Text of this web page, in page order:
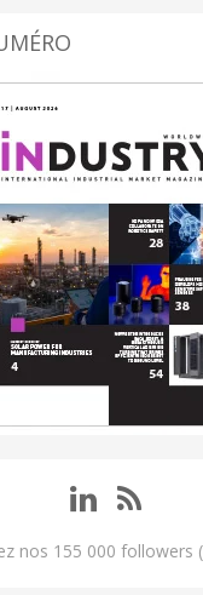
nos 155 000 followers